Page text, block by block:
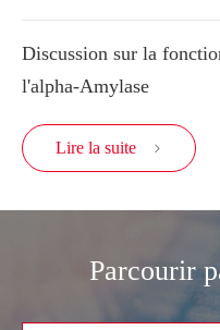
Discussion sur la
l'alpha-Amylase
Lire la suite 
Parcourir